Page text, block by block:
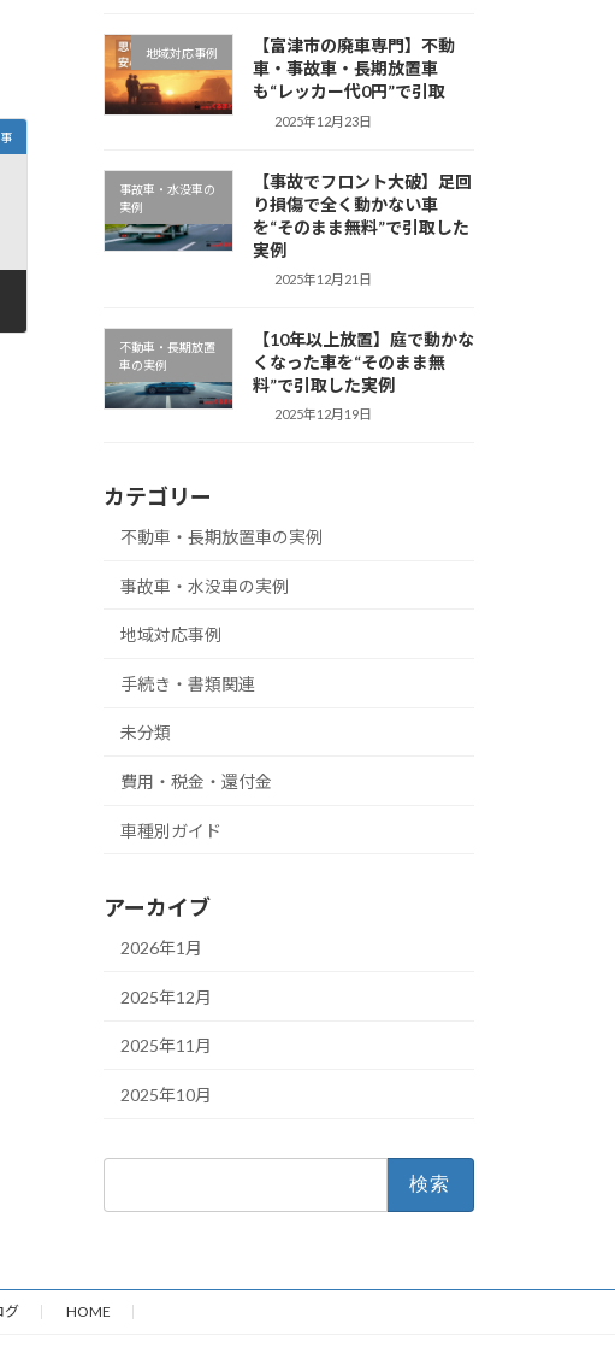
地域対応事例
【富津市の廃車専門】不動
車・事故車・長期放置車
も“レッカー代0円”で引取
2025年12月23日
事故車・水没車の
実例
【事故でフロント大破】足回
り損傷で全く動かない車
を“そのまま無料”で引取した
実例
2025年12月21日
不動車・長期放置
車の実例
【10年以上放置】庭で動かな
くなった車を“そのまま無
料”で引取した実例
2025年12月19日
カテゴリー
不動車・長期放置車の実例
事故車・水没車の実例
地域対応事例
手続き・書類関連
未分類
費用・税金・還付金
車種別ガイド
アーカイブ
2026年1月
2025年12月
2025年11月
2025年10月
グ HOME